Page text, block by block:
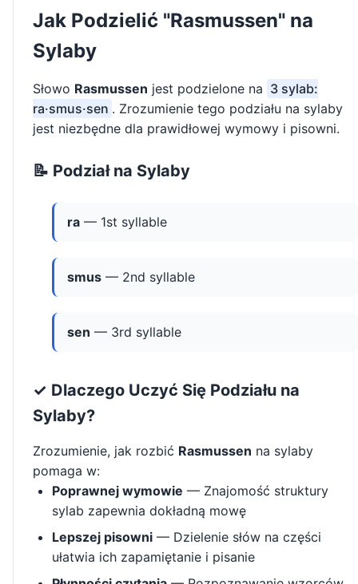
Jak Podzielić "Rasmussen" na
Sylaby
Słowo Rasmussen jest podzielone na 3 sylab:
ra·smus·sen . Zrozumienie tego podziału na sylaby
jest niezbędne dla prawidłowej wymowy i pisowni.
📝 Podział na Sylaby
ra — 1st syllable
smus — 2nd syllable
sen — 3rd syllable
✓ Dlaczego Uczyć Się Podziału na
Sylaby?
Zrozumienie, jak rozbić Rasmussen na sylaby
pomaga w:
Poprawnej wymowie — Znajomość struktury
sylab zapewnia dokładną mowę
Lepszej pisowni — Dzielenie słów na części
ułatwia ich zapamiętanie i pisanie